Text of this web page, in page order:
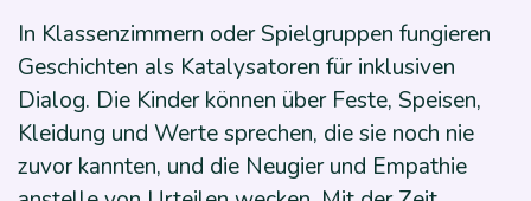
In Klassenzimmern oder Spielgruppen fungieren
Geschichten als Katalysatoren für inklusiven
Dialog. Die Kinder können über Feste, Speisen,
Kleidung und Werte sprechen, die sie noch nie
zuvor kannten, und die Neugier und Empathie